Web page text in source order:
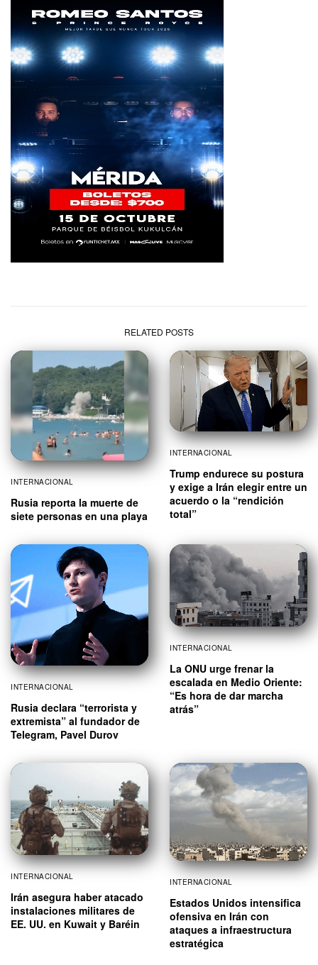
RELATED POSTS
INTERNACIONAL
Rusia reporta la muerte de
siete personas en una playa
INTERNACIONAL
Trump endurece su postura
y exige a Irán elegir entre un
acuerdo o la “rendición
total”
INTERNACIONAL
Rusia declara “terrorista y
extremista” al fundador de
Telegram, Pavel Durov
INTERNACIONAL
La ONU urge frenar la
escalada en Medio Oriente:
“Es hora de dar marcha
atrás”
INTERNACIONAL
Irán asegura haber atacado
instalaciones militares de
EE. UU. en Kuwait y Baréin
INTERNACIONAL
Estados Unidos intensifica
ofensiva en Irán con
ataques a infraestructura
estratégica